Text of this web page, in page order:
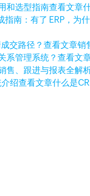
查看文章
查看文章销
查看文
查看文章什么是